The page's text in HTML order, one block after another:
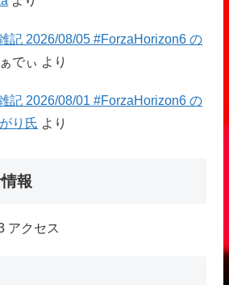
記 2026/08/05 #ForzaHorizon6 の
でぃ より
記 2026/08/01 #ForzaHorizon6 の
り氏 より
報
アクセス